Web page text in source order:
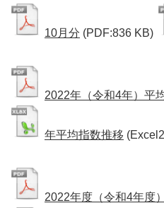
10月分 (PDF:836 KB)
2022年（令和4年）平
年平均指数推移
2022年度（令和4年度